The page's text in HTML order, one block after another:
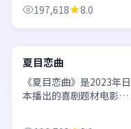
演。讲述两位命运交织的
男女在都市与回忆之间寻
推进。 欢迎通过日韩...
197,618 8.0
日本
夏目恋曲
《夏目恋曲》是2023年日
本播出的喜剧题材电影，